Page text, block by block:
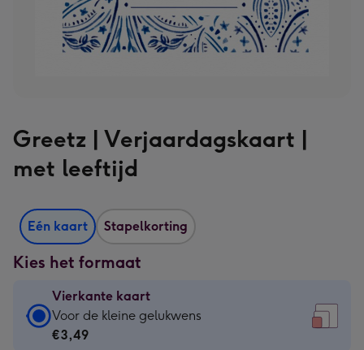
Greetz | Verjaardagskaart |
met leeftijd
Eén kaart Stapelkorting
Kies het formaat
Vierkante kaart
Vierkante
kaart
Voor de kleine gelukwens
€3,49